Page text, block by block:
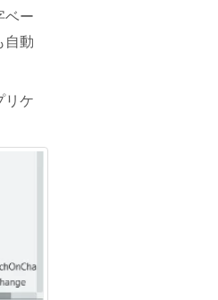
ベー
自動
リケ